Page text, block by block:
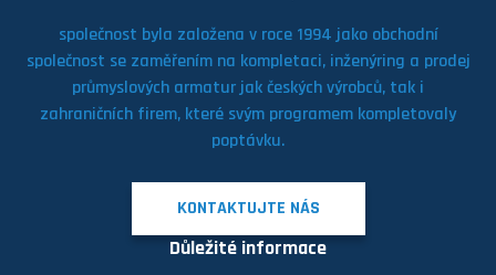
společnost byla založena v roce 1994 jako obchodní
společnost se zaměřením na kompletaci, inženýring a prodej
průmyslových armatur jak českých výrobců, tak i
zahraničních firem, které svým programem kompletovaly
poptávku.
KONTAKTUJTE NÁS
Důležité informace